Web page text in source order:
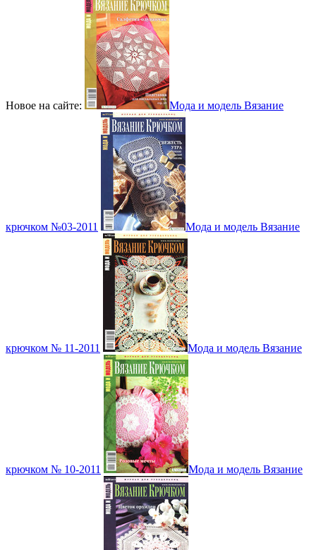
Новое на сайте: Мода и модель Вязание
крючком №03-2011 Мода и модель Вязание
крючком № 11-2011 Мода и модель Вязание
крючком № 10-2011 Мода и модель Вязание